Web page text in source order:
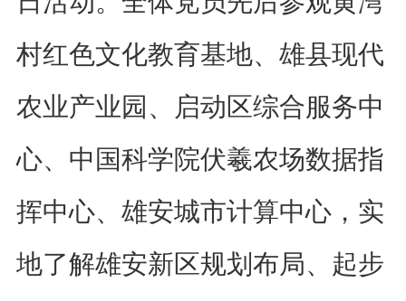
村红色文化教育基地、雄县现代
农业产业园、启动区综合服务中
心、中国科学院伏羲农场数据指
挥中心、雄安城市计算中心，实
地了解雄安新区规划布局、起步